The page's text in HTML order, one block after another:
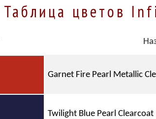
Таблица цветов
Garnet Fire Pearl Metallic
Twilight Blue Pearl Clearcoat